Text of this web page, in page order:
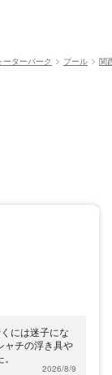
ーターパーク プール 関
には迷子にな
ャチの浮き具や
2026/8/9